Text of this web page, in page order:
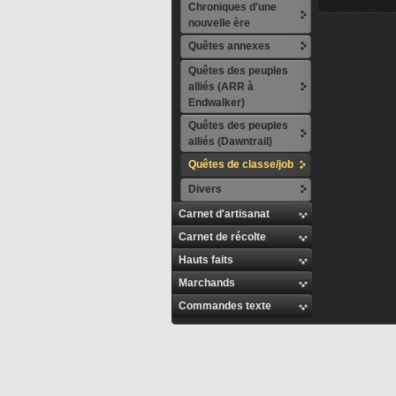
Chroniques d'une
nouvelle ère
Quêtes annexes
Quêtes des peuples
alliés (ARR à
Endwalker)
Quêtes des peuples
alliés (Dawntrail)
Quêtes de classe/job
Divers
Carnet d'artisanat
Carnet de récolte
Hauts faits
Marchands
Commandes texte